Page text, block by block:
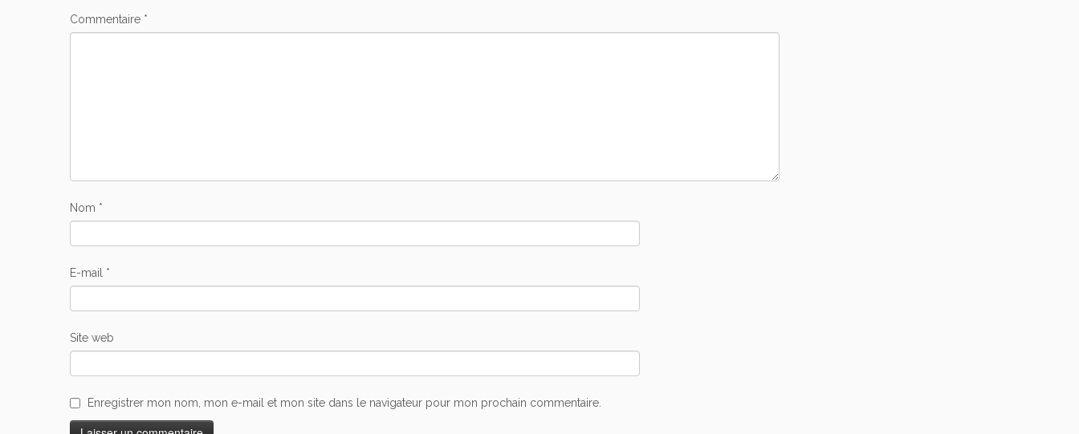
Commentaire *
Nom *
E-mail *
Site web
Enregistrer mon nom, mon e-mail et mon site dans le navigateur pour mon prochain commentaire.